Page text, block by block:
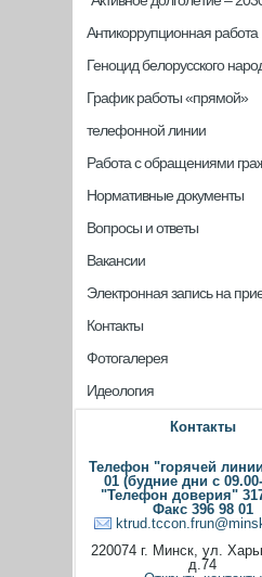
Антикоррупционная работа
Геноцид белорусского
График работы «прямой»
телефонной линии
Работа с обращениями
Нормативные документы
Вопросы и ответы
Вакансии
Электронная запись на
Контакты
Фотогалерея
Идеология
Контакты
Телефон "горячей
01 (будние дни с
"Телефон доверия"
Факс 396 98 01
220074 г. Минск, ул.
д.74